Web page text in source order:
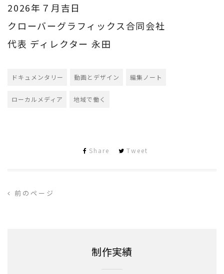
2026年７月吉日
クローバーグラフィックス合同会社
代表 ディレクター 永田
ドキュメンタリー 動画とデザイン 編集ノート
ローカルメディア 地域で働く
Share Tweet
前のページ
制作実績